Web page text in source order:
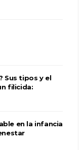
Sus tipos y el
filicida:
en la infancia